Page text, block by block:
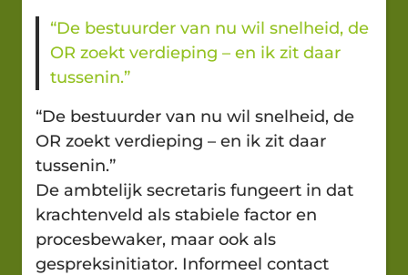
“De bestuurder van nu wil snelheid, de
OR zoekt verdieping – en ik zit daar
tussenin.”
“De bestuurder van nu wil snelheid, de
OR zoekt verdieping – en ik zit daar
tussenin.”
De ambtelijk secretaris fungeert in dat
krachtenveld als stabiele factor en
procesbewaker, maar ook als
gespreksinitiator. Informeel contact